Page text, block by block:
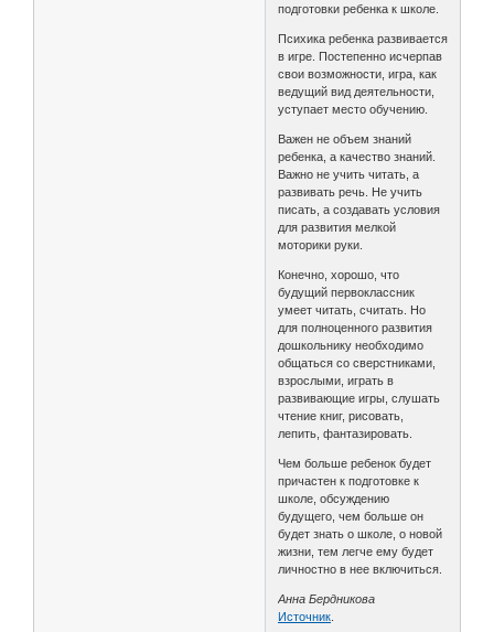
подготовки ребенка к школе.
Психика ребенка развивается
в игре. Постепенно исчерпав
свои возможности, игра, как
ведущий вид деятельности,
уступает место обучению.
Важен не объем знаний
ребенка, а качество знаний.
Важно не учить читать, а
развивать речь. Не учить
писать, а создавать условия
для развития мелкой
моторики руки.
Конечно, хорошо, что
будущий первоклассник
умеет читать, считать. Но
для полноценного развития
дошкольнику необходимо
общаться со сверстниками,
взрослыми, играть в
развивающие игры, слушать
чтение книг, рисовать,
лепить, фантазировать.
Чем больше ребенок будет
причастен к подготовке к
школе, обсуждению
будущего, чем больше он
будет знать о школе, о новой
жизни, тем легче ему будет
личностно в нее включиться.
Анна Бердникова
Источник